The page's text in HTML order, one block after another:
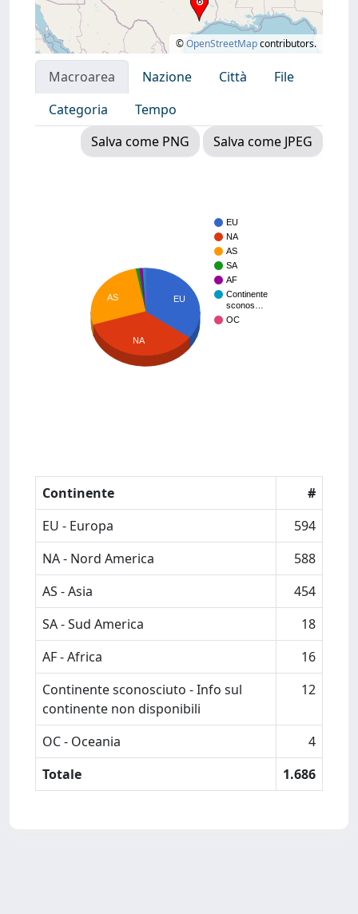
©OpenStreetMapcontributors.
Macroarea Nazione Città
File
Categoria
Tempo
Salva come PNG
Salva come JPEG
EU
NA
AS
SA
AF
Continente
sconos…
OC
EU
AS
NA
Continente
#
EU - Europa
594
NA - Nord America
588
AS - Asia
454
SA - Sud America
18
AF - Africa
16
Continente sconosciuto - Info sul
continente non disponibili
12
OC - Oceania
4
Totale
1.686